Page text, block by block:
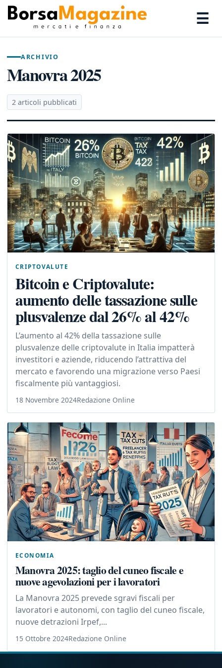
☰
ARCHIVIO
Manovra 2025
2 articoli pubblicati
CRIPTOVALUTE
Bitcoin e Criptovalute:
aumento delle tassazione sulle
plusvalenze dal 26% al 42%
L’aumento al 42% della tassazione sulle
plusvalenze delle criptovalute in Italia impatterà
investitori e aziende, riducendo l’attrattiva del
mercato e favorendo una migrazione verso Paesi
fiscalmente più vantaggiosi.
18 Novembre 2024Redazione Online
ECONOMIA
Manovra 2025: taglio del cuneo fiscale e
nuove agevolazioni per i lavoratori
La Manovra 2025 prevede sgravi fiscali per
lavoratori e autonomi, con taglio del cuneo fiscale,
nuove detrazioni Irpef,...
15 Ottobre 2024Redazione Online